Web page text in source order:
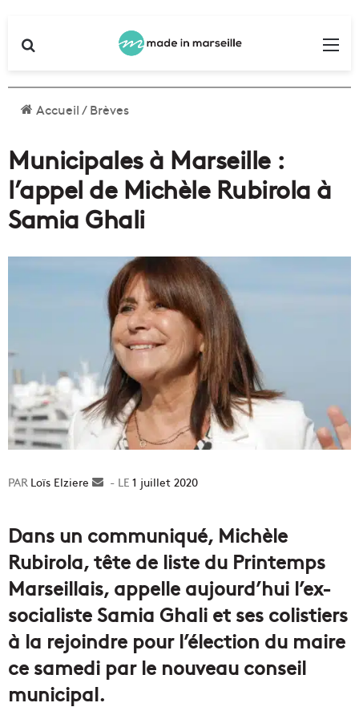
Accueil/Brèves
Municipales à Marseille :
l’appel de Michèle Rubirola à
Samia Ghali
Loïs Elziere
Envoyer1 juillet 2020
Dans un communiqué, Michèle
Rubirola, tête de liste du Printemps
Marseillais, appelle aujourd’hui l’ex-
socialiste Samia Ghali et ses colistiers
à la rejoindre pour l’élection du maire
ce samedi par le nouveau conseil
municipal.